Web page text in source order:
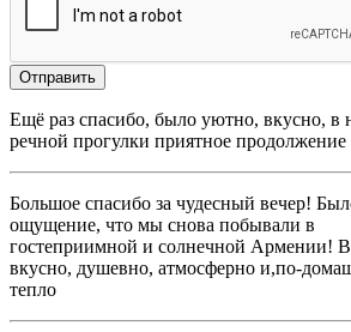
Ещё раз спасибо, было уютно, вкусно, в
речной прогулки приятное
Большое спасибо за чудесный вечер!
ощущение, что мы снова побывали в
гостеприимной и солнечной Армении!
вкусно, душевно, атмосферно и,по-
тепло